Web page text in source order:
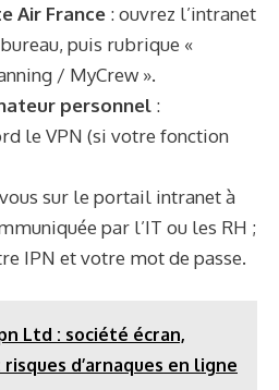
Air France : ouvrez l’intranet
puis rubrique «
/ MyCrew ».
personnel :
le VPN (si votre fonction
sur le portail intranet à
par l’IT ou les RH ;
IPN et votre mot de passe.
Ltd : société écran,
d’arnaques en ligne